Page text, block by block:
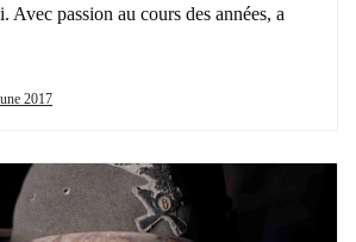
Avec passion au cours des années, a
2017